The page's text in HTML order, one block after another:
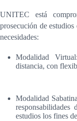
UNITEC está
prosecución de estudios
necesidades:
Modalidad
distancia, con
Modalidad
estudios los fines